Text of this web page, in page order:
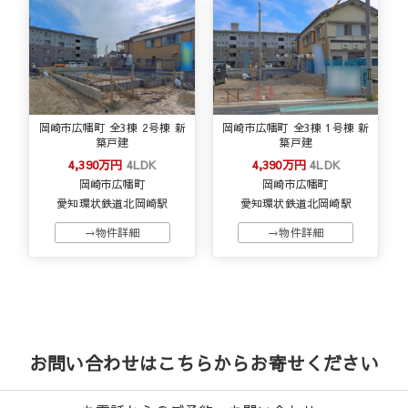
岡崎市広幡町 全3棟 2号棟 新
築戸建
4,390万円 4LDK
岡崎市広幡町
愛知環状鉄道北岡崎駅
→物件詳細
岡崎市広幡町 全3棟 1号棟 新
築戸建
4,390万円4LDK
岡崎市広幡町
愛知環状鉄道北岡崎駅
→物件詳細
お問い合わせはこちらからお寄せください